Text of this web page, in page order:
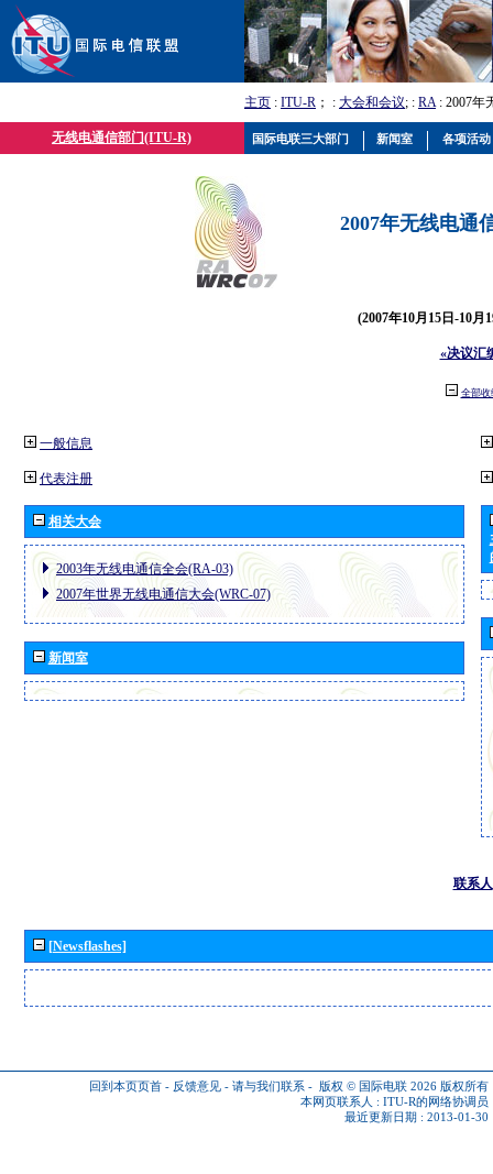
主页 : ITU-R ； : 大会和会议; : RA: 2007年
无线电通信部门(ITU-R)
2007年无线电通
(2007年10月15日-10月
«决议汇
全部收
一般信息
代表注册
相关大会
2003年无线电通信全会(RA-03)
2007年世界无线电通信大会(WRC-07)
新闻室
联系人
[Newsflashes]
回到本页页首 - 反馈意见 - 请与我们联系 - 版权 © 国际电联 2026 版权所有
本网页联系人 : ITU-R的网络协调员
最近更新日期 : 2013-01-30
国际电联三大部门 新闻室 各项活动